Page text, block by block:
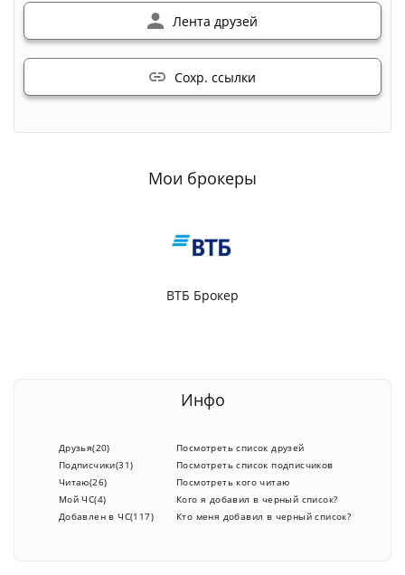
Лента друзей
Сохр. ссылки
Мои брокеры
ВТБ Брокер
Инфо
Друзья(20)
Подписчики(31)
Читаю(26)
Мой ЧС(4)
Добавлен в ЧС(117)
Посмотреть список друзей
Посмотреть список подписчиков
Посмотреть кого читаю
Кого я добавил в черный список?
Кто меня добавил в черный список?